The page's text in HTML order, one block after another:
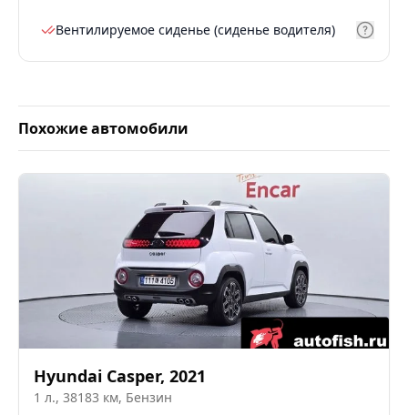
Вентилируемое сиденье (сиденье водителя)
Похожие автомобили
Hyundai Casper, 2021
1 л., 38183 км, Бензин